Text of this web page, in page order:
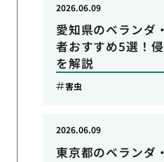
愛知県のベランダ
者おすすめ5選！
を解説
2026.06.09
害虫
東京都のベランダ
2026.06.09